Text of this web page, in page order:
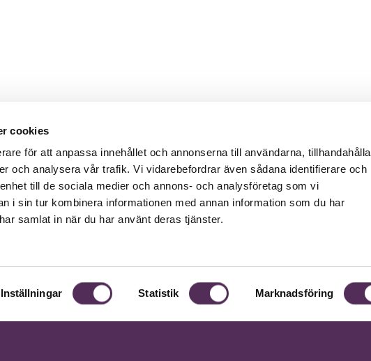
cookies
för att anpassa innehållet och annonserna till användarna, tillhandahålla
och analysera vår trafik. Vi vidarebefordrar även sådana identifierare och
till de sociala medier och annons- och analysföretag som vi
i sin tur kombinera informationen med annan information som du har
samlat in när du har använt deras tjänster.
Inställningar Statistik Marknadsföring